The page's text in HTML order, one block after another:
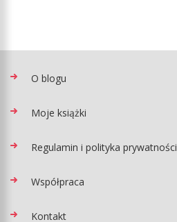
O blogu
Moje książki
Regulamin i polityka prywatności
Współpraca
Kontakt